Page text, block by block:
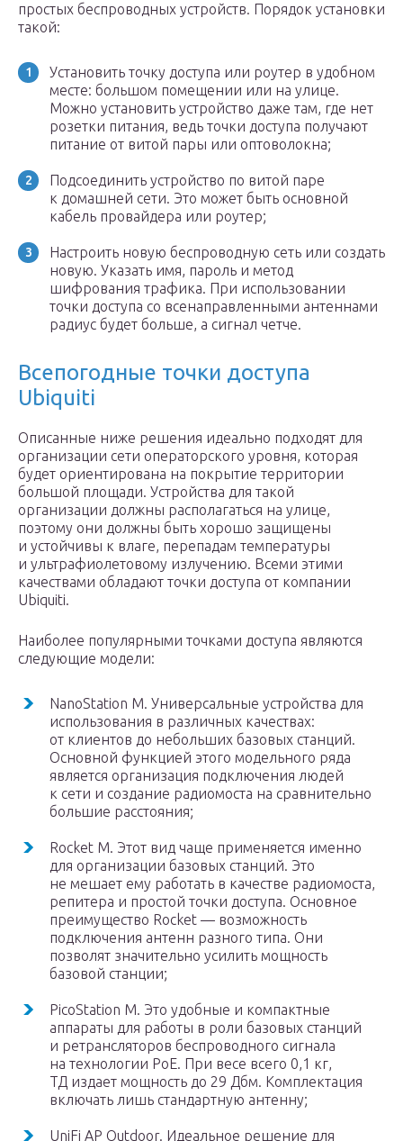
простых беспроводных устройств. Порядок установки
такой:
Установить точку доступа или роутер в удобном
месте: большом помещении или на улице.
Можно установить устройство даже там, где нет
розетки питания, ведь точки доступа получают
питание от витой пары или оптоволокна;
Подсоединить устройство по витой паре
к домашней сети. Это может быть основной
кабель провайдера или роутер;
Настроить новую беспроводную сеть или создать
новую. Указать имя, пароль и метод
шифрования трафика. При использовании
точки доступа со всенаправленными антеннами
радиус будет больше, а сигнал четче.
Всепогодные точки доступа
Ubiquiti
Описанные ниже решения идеально подходят для
организации сети операторского уровня, которая
будет ориентирована на покрытие территории
большой площади. Устройства для такой
организации должны располагаться на улице,
поэтому они должны быть хорошо защищены
и устойчивы к влаге, перепадам температуры
и ультрафиолетовому излучению. Всеми этими
качествами обладают точки доступа от компании
Ubiquiti.
Наиболее популярными точками доступа являются
следующие модели:
NanoStation M. Универсальные устройства для
использования в различных качествах:
от клиентов до небольших базовых станций.
Основной функцией этого модельного ряда
является организация подключения людей
к сети и создание радиомоста на сравнительно
большие расстояния;
Rocket M. Этот вид чаще применяется именно
для организации базовых станций. Это
не мешает ему работать в качестве радиомоста,
репитера и простой точки доступа. Основное
преимущество Rocket — возможность
подключения антенн разного типа. Они
позволят значительно усилить мощность
базовой станции;
PicoStation M. Это удобные и компактные
аппараты для работы в роли базовых станций
и ретрансляторов беспроводного сигнала
на технологии PoE. При весе всего 0,1 кг,
ТД издает мощность до 29 Дбм. Комплектация
включать лишь стандартную антенну;
UniFi AP Outdoor. Идеальное решение для